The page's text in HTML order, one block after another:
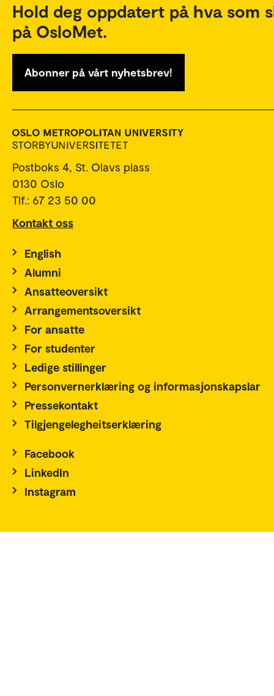
Hold deg oppdatert på hva som
på OsloMet.
Abonner på vårt nyhetsbrev!
Postboks 4, St. Olavs plass
0130 Oslo
Tlf.: 67 23 50 00
Kontakt oss
English
Alumni
Ansatteoversikt
Arrangementsoversikt
For ansatte
For studenter
Ledige stillinger
Personvernerklæring og informasjonskapslar
Pressekontakt
Tilgjengelegheitserklæring
Facebook
LinkedIn
Instagram